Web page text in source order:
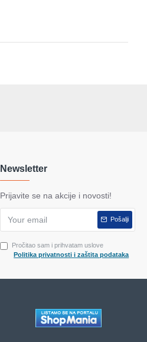
Newsletter
Prijavite se na akcije i novosti!
Pošalji
Pročitao sam i prihvatam uslove
Politika privatnosti i zaštita podataka